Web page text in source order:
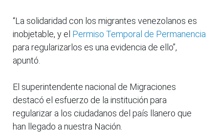
“La solidaridad con los migrantes venezolanos es
inobjetable, y el Permiso Temporal de Permanencia
para regularizarlos es una evidencia de ello”,
apuntó.
El superintendente nacional de Migraciones
destacó el esfuerzo de la institución para
regularizar a los ciudadanos del país llanero que
han llegado a nuestra Nación.